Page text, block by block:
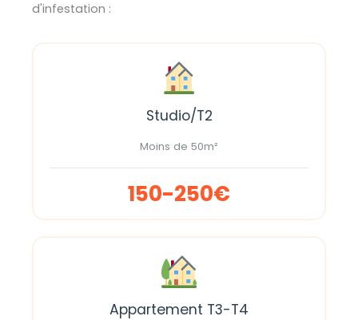
d'infestation :
Studio/T2
Moins de 50m²
150-250€
Appartement T3-T4